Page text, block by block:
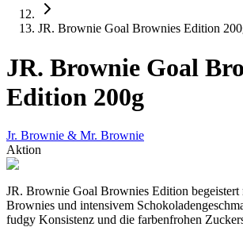
JR. Brownie Goal Brownies Edition
JR. Brownie Goal
Edition 200g
Jr. Brownie & Mr. Brownie
Aktion
JR. Brownie Goal Brownies Edition
Brownies und intensivem
fudgy Konsistenz und die farbenfrohen